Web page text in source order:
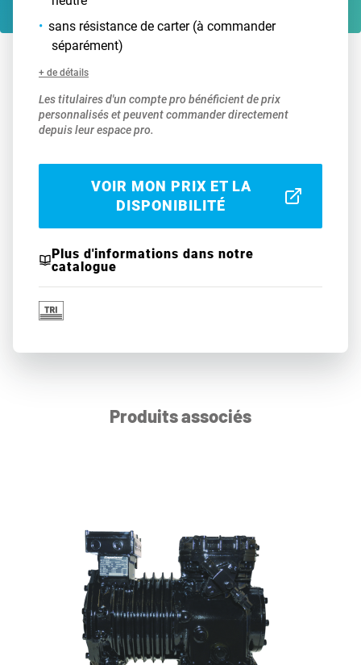
sans résistance de carter (à commander
séparément)
+ de détails
Les titulaires d'un compte pro bénéficient de prix
personnalisés et peuvent commander directement
depuis leur espace pro.
VOIR MON PRIX ET LA
DISPONIBILITÉ
Plus d'informations dans notre
catalogue
Produits associés